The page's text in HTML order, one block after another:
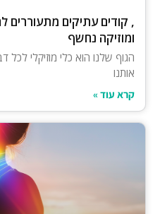
, קודים עתיקים מתעוררים
ומוזיקה נחשף
הגוף שלנו הוא כלי מוזיקלי לכל
אותנו
קרא עוד »